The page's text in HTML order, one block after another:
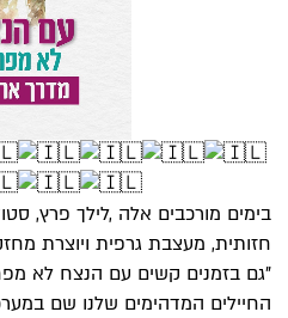
בימים מורכבים אלה ,לילך פרץ,
חזותית, מעצבת גרפית ויוצרת
"גם בזמנים קשים עם הנצח לא
החיילים המדהימים שלנו שם